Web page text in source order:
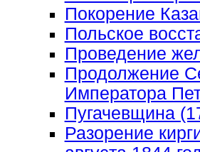
Покорение
Польское
Проведение
Продолжение
Императора
Пугачевщина
Разорение